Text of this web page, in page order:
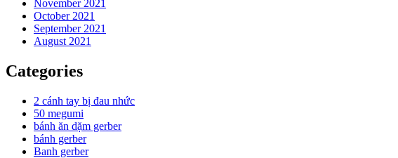
November 2021
October 2021
September 2021
August 2021
Categories
2 cánh tay bị đau nhức
50 megumi
bánh ăn dặm gerber
bánh gerber
Banh gerber